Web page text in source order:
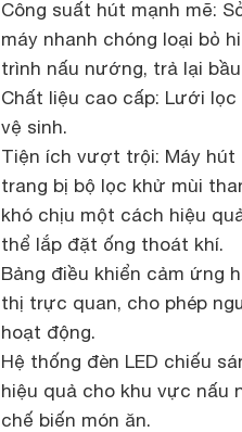
Công suất hút mạnh mẽ:
máy nhanh chóng loại bỏ
trình nấu nướng, trả lại
Chất liệu cao cấp: Lưới
vệ sinh.
Tiện ích vượt trội: Máy hút
trang bị bộ lọc khử mùi
khó chịu một cách hiệu
thể lắp đặt ống thoát khí.
Bảng điều khiển cảm ứng
thị trực quan, cho phép
hoạt động.
Hệ thống đèn LED chiếu
hiệu quả cho khu vực nấu
chế biến món ăn.